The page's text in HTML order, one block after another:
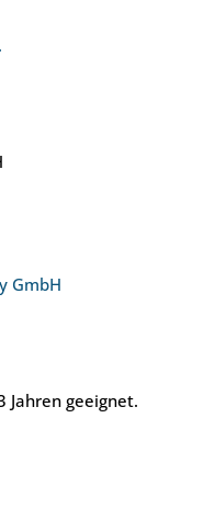
GmbH
Jahren geeignet.